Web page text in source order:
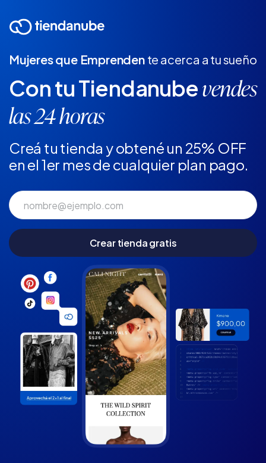
Mujeres que Emprenden te acerca a tu sueño
Con tu Tiendanube vendes
las 24 horas
Creá tu tienda y obtené un 25% OFF
en el 1er mes de cualquier plan pago.